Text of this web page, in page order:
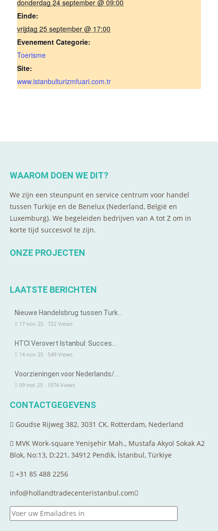
donderdag 24 september @ 09:00
Einde:
vrijdag 25 september @ 17:00
Evenement Categorie:
Toerisme
Site:
www.istanbulturizmfuari.com.tr
WAAROM DOEN WE DIT?
We zijn een steunpunt en service centrum voor handel
tussen Turkije en de Benelux (Nederland, België en
Luxemburg). We begeleiden bedrijven van A tot Z om in
korte tijd succesvol te zijn.
ONZE PROJECTEN
LAATSTE BERICHTEN
Nieuwe Handelsbrug tussen Turk…
17 nov 25 722 Views
HTCI Verovert Istanbul: Succes…
14 nov 25 549 Views
Voorzieningen voor Nederlands/…
09 mei 25 1974 Views
CONTACTGEGEVENS
Goudse Rijweg 382, 3031 CK, Rotterdam, Nederland
MVK Work-square Yenişehir Mah., Mustafa Akyol Sokak A2
Blok, No:13, D:221, 34912 Pendik, İstanbul, Türkiye
+31 85 488 2256
info@hollandtradecenteristanbul.com